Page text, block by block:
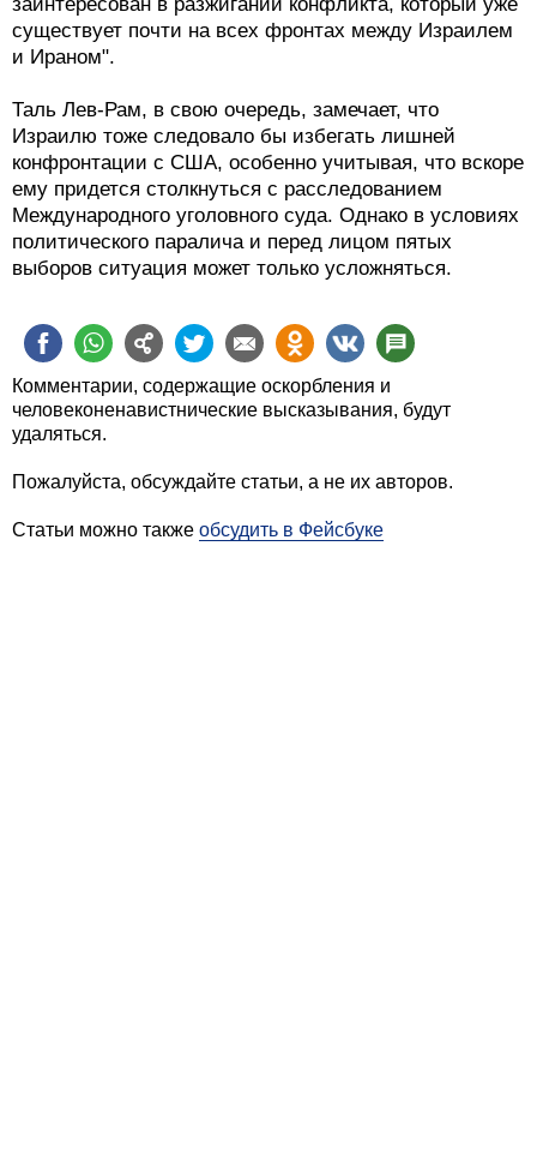
заинтересован в разжигании конфликта, который уже
существует почти на всех фронтах между Израилем
и Ираном".
Таль Лев-Рам, в свою очередь, замечает, что
Израилю тоже следовало бы избегать лишней
конфронтации с США, особенно учитывая, что вскоре
ему придется столкнуться с расследованием
Международного уголовного суда. Однако в условиях
политического паралича и перед лицом пятых
выборов ситуация может только усложняться.
Комментарии, содержащие оскорбления и
человеконенавистнические высказывания, будут
удаляться.
Пожалуйста, обсуждайте статьи, а не их авторов.
Статьи можно также обсудить в Фейсбуке